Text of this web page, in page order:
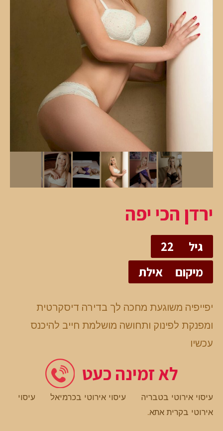
ירדן הכי יפה
גיל
22
מיקום
אילת
יפייפיה משוגעת מחכה לך בדירה דיסקרטית
ומפנקת לפינוק ותחושה מושלמת חייב להיכנס
עכשיו
לא זמינה כעט
עיסוי אירוטי בטבריה עיסוי אירוטי בכרמיאל
עיסוי
אירוטי בקרית אתא.